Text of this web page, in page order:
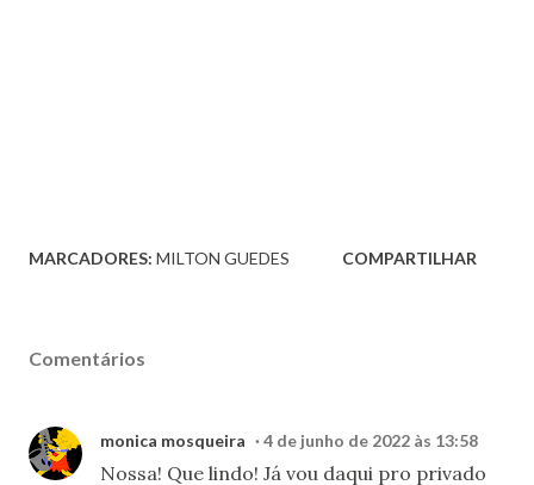
MARCADORES: MILTON GUEDES COMPARTILHAR
Comentários
monica mosqueira 4 de junho de 2022 às 13:58
Nossa! Que lindo! Já vou daqui pro privado